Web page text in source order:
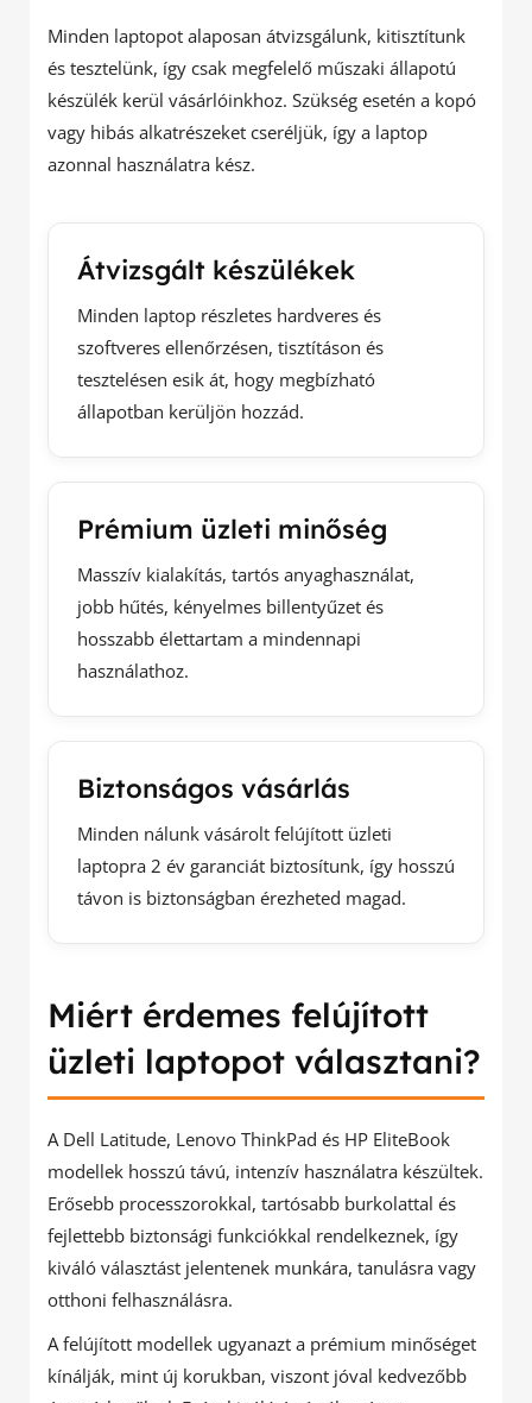
Minden laptopot alaposan átvizsgálunk, kitisztítunk
és tesztelünk, így csak megfelelő műszaki állapotú
készülék kerül vásárlóinkhoz. Szükség esetén a kopó
vagy hibás alkatrészeket cseréljük, így a laptop
azonnal használatra kész.
Átvizsgált készülékek
Minden laptop részletes hardveres és
szoftveres ellenőrzésen, tisztításon és
tesztelésen esik át, hogy megbízható
állapotban kerüljön hozzád.
Prémium üzleti minőség
Masszív kialakítás, tartós anyaghasználat,
jobb hűtés, kényelmes billentyűzet és
hosszabb élettartam a mindennapi
használathoz.
Biztonságos vásárlás
Minden nálunk vásárolt felújított üzleti
laptopra 2 év garanciát biztosítunk, így hosszú
távon is biztonságban érezheted magad.
Miért érdemes felújított
üzleti laptopot választani?
A Dell Latitude, Lenovo ThinkPad és HP EliteBook
modellek hosszú távú, intenzív használatra készültek.
Erősebb processzorokkal, tartósabb burkolattal és
fejlettebb biztonsági funkciókkal rendelkeznek, így
kiváló választást jelentenek munkára, tanulásra vagy
otthoni felhasználásra.
A felújított modellek ugyanazt a prémium minőséget
kínálják, mint új korukban, viszont jóval kedvezőbb